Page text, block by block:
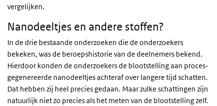
vergelijken.
Nanodeeltjes en andere stoffen?
In de drie bestaande onderzoeken die de onderzoekers
bekeken, was de beroepshistorie van de deelnemers bekend.
Hierdoor konden de onderzoekers de blootstelling aan proces-
gegenereerde nanodeeltjes achteraf over langere tijd schatten.
Dat hebben zij heel precies gedaan. Maar zulke schattingen zijn
natuurlijk niet zo precies als het meten van de blootstelling zelf.